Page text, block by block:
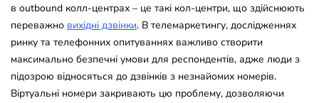
в outbound колл-центрах – це такі кол-центри, що здійснюють
переважно вихідні дзвінки. В телемаркетингу, дослідженнях
ринку та телефонних опитуваннях важливо створити
максимально безпечні умови для респондентів, адже люди з
підозрою відносяться до дзвінків з незнайомих номерів.
Віртуальні номери закривають цю проблему, дозволяючи